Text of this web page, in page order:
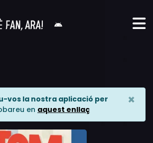
vos la nostra aplicació per
en aquest enllaç
×